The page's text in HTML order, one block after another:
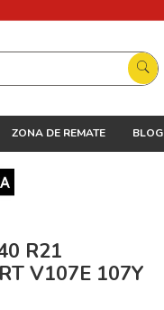
ZONA DE REMATE BLOG
R21
V107E 107Y